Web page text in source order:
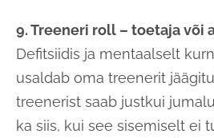
9. Treeneri roll – toetaja või
Defitsiidis ja mentaalselt
usaldab oma treenerit
treenerist saab justkui
ka siis, kui see sisemiselt ei